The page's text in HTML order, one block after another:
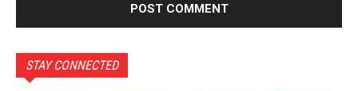
STAY CONNECTED